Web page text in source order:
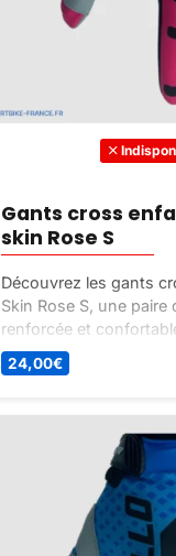
Gants cross
skin Rose S
Découvrez les gants
Skin Rose S, une paire
renforcée et
pratique du
plusieurs tailles et
24,00€